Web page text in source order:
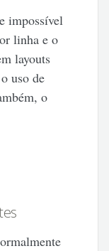
impossível
linha e o
layouts
uso de
o